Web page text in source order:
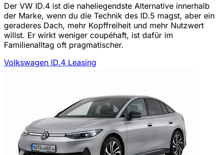
Der VW ID.4 ist die naheliegendste Alternative innerhalb
der Marke, wenn du die Technik des ID.5 magst, aber ein
geraderes Dach, mehr Kopffreiheit und mehr Nutzwert
willst. Er wirkt weniger coupéhaft, ist dafür im
Familienalltag oft pragmatischer.
Volkswagen ID.4 Leasing